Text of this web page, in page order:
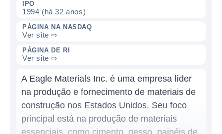
IPO
1994 (há 32 anos)
PÁGINA NA NASDAQ
Ver site ⇨
PÁGINA DE RI
Ver site ⇨
A Eagle Materials Inc. é uma empresa líder
na produção e fornecimento de materiais de
construção nos Estados Unidos. Seu foco
principal está na produção de materiais
essenciais, como cimento, gesso, painéis de